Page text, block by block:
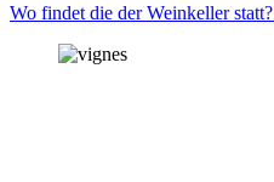
Wo findet die der Weinkeller statt?